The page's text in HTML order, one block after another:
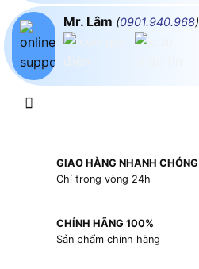
Mr. Lâm (0901.940.968)
GIAO HÀNG NHANH CHÓNG
Chỉ trong vòng 24h
CHÍNH HÃNG 100%
Sản phẩm chính hãng